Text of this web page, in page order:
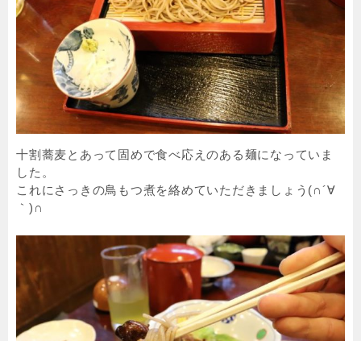
十割蕎麦とあって固めで食べ応えのある麺になっていま
した。
これにさっきの鳥もつ煮を絡めていただきましょう(∩´∀
｀)∩